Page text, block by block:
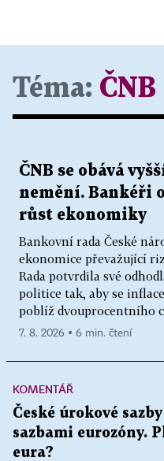
Téma: ČNB
ČNB se obává
nemění. Bankéři
růst ekonomiky
Bankovní rada České
ekonomice převažující
Rada potvrdila své
politice tak, aby se
poblíž dvouprocentního
7. 8. 2026 ▪ 6 min. čtení
KOMENTÁŘ
České úrokové
sazbami eurozóny.
eura?